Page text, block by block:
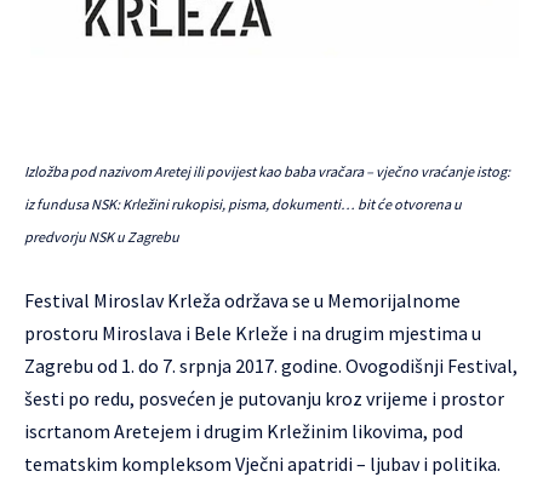
Izložba pod nazivom Aretej ili povijest kao baba vračara – vječno vraćanje istog:
iz fundusa NSK: Krležini rukopisi, pisma, dokumenti… bit će otvorena u
predvorju NSK u Zagrebu
Festival Miroslav Krleža održava se u Memorijalnome
prostoru Miroslava i Bele Krleže i na drugim mjestima u
Zagrebu od 1. do 7. srpnja 2017. godine. Ovogodišnji Festival,
šesti po redu, posvećen je putovanju kroz vrijeme i prostor
iscrtanom Aretejem i drugim Krležinim likovima, pod
tematskim kompleksom Vječni apatridi – ljubav i politika.